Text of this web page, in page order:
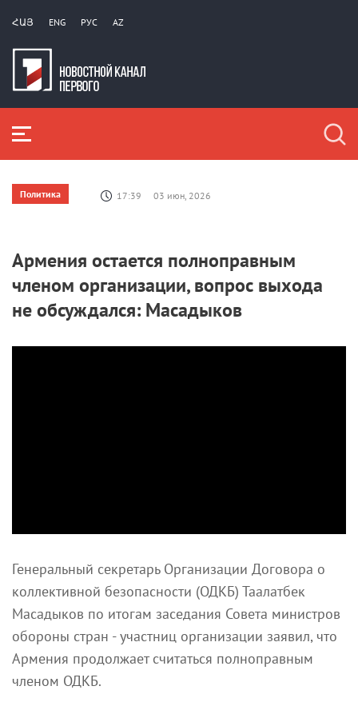
ՀԱՅ ENG РУС AZ
Политика 17:39 03 июн, 2026
Армения остается полноправным
членом организации, вопрос выхода
не обсуждался: Масадыков
Генеральный секретарь Организации Договора о
коллективной безопасности (ОДКБ) Таалатбек
Масадыков по итогам заседания Совета министров
обороны стран - участниц организации заявил, что
Армения продолжает считаться полноправным
членом ОДКБ.